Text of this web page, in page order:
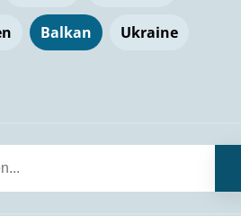
Balkan Ukraine